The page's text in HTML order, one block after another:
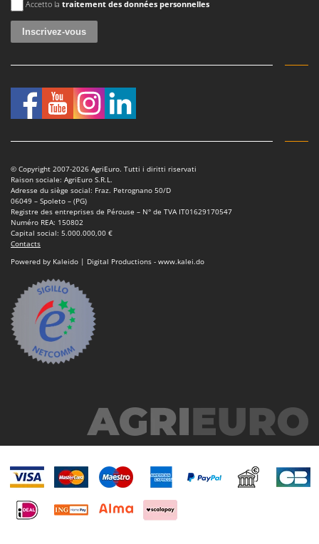
Accetto la traitement des données personnelles
© Copyright 2007-2026 AgriEuro. Tutti i diritti riservati
Raison sociale: AgriEuro S.R.L.
Adresse du siège social: Fraz. Petrognano 50/D
06049 – Spoleto – (PG)
Registre des entreprises de Pérouse – N° de TVA IT01629170547
Numéro REA: 150802
Capital social: 5.000.000,00 €
Contacts
Powered by Kaleido | Digital Productions - www.kalei.do